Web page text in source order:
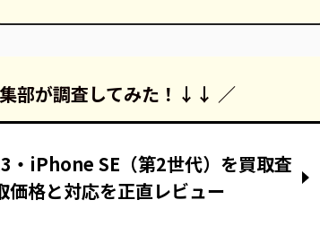
部が調査してみた！ ↓↓ ／
iPhone SE（第2世代）を買取査
価格と対応を正直レビュー